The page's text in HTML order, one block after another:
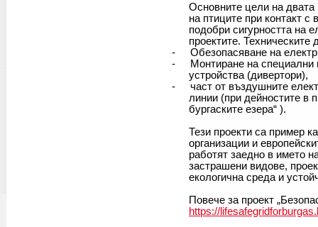
​​​Основните цели на двата
на птиците при контакт
подобри сигурността на
проектите. Техническите
-
Обезопасяване на
-
Монтиране на специални
устройства (дивертори),
-
част от въздушните
линии (при дейностите в
бургаските езера“ ).
Тези проекти са пример
организации и
работят заедно в името
застрашени видове,
екологична среда и
Повече за проект
https://